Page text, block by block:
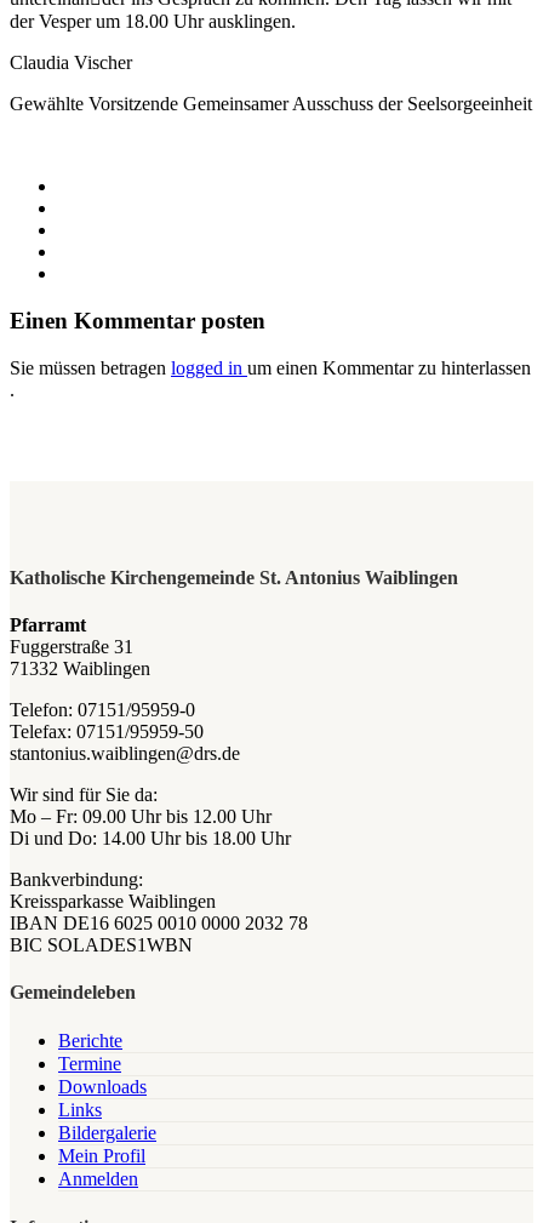
der Vesper um 18.00 Uhr ausklingen.
Claudia Vischer
Gewählte Vorsitzende Gemeinsamer Ausschuss der Seelsorgeeinheit
Einen Kommentar posten
Sie müssen betragen logged in um einen Kommentar zu hinterlassen
.
Katholische Kirchengemeinde St. Antonius Waiblingen
Pfarramt
Fuggerstraße 31
71332 Waiblingen
Telefon: 07151/95959-0
Telefax: 07151/95959-50
stantonius.waiblingen@drs.de
Wir sind für Sie da:
Mo – Fr: 09.00 Uhr bis 12.00 Uhr
Di und Do: 14.00 Uhr bis 18.00 Uhr
Bankverbindung:
Kreissparkasse Waiblingen
IBAN DE16 6025 0010 0000 2032 78
BIC SOLADES1WBN
Gemeindeleben
Berichte
Termine
Downloads
Links
Bildergalerie
Mein Profil
Anmelden